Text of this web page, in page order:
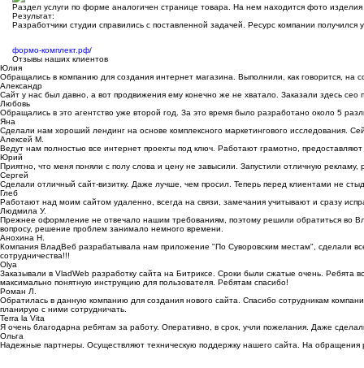
Раздел услуги по форме аналогичен странице товара. На нем находится фото
Результат:
Разработчики студии справились с поставленной задачей. Ресурс компании
формо-комплект.рф/
Отзывы наших клиентов
Юлия
Обращались в компанию для создания интернет магазина. Выполнили, как говорится, на
Александр
Сайт у нас был давно, а вот продвижения ему конечно же не хватало. Заказали здесь
Любовь
Обращались в это агентство уже второй год. За это время было разработано около 5
Яна
Сделали нам хороший лендинг на основе комплексного маркетингового исследования.
Алексей М.
Ведут нам полностью все интернет проекты под ключ. Работают грамотно,
Юрий
Приятно, что меня поняли с полу слова и цену не завысили. Запустили отличную рекламу,
Сергей
Сделали отличный сайт-визитку. Даже лучше, чем просил. Теперь перед клиентами не
Глеб
Работают над моим сайтом удаленно, всегда на связи, замечания учитывают и сразу
Людмила У.
Прежнее оформление не отвечало нашим требованиям, поэтому решили обратиться во
вопросу, решение проблем занимало немного времени.
Анохина Н.
Компания ВладВеб разрабатывала нам приложение "По Суворовским местам", сделали
сотрудничества!!!
Olya
Заказывали в VladWeb разработку сайта на Битриксе. Сроки были сжатые очень.
максимально понятную инструкцию для пользователя. Ребятам спасибо!
Роман Л.
Обратилась в данную компанию для создания нового сайта. Спасибо сотрудникам
планирую с ними сотрудничать.
Terra la Vita
Я очень благодарна ребятам за работу. Оперативно, в срок, учли пожелания. Даже
Ольга
Надежные партнеры. Осуществляют техническую поддержку нашего сайта. На обращения